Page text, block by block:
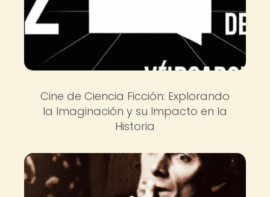
Cine de Ciencia Ficción: Explorando
la Imaginación y su Impacto en la
Historia